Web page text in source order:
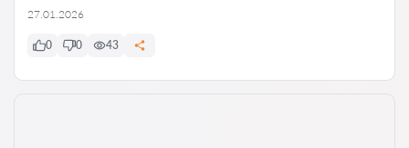
27.01.2026
0 0 43